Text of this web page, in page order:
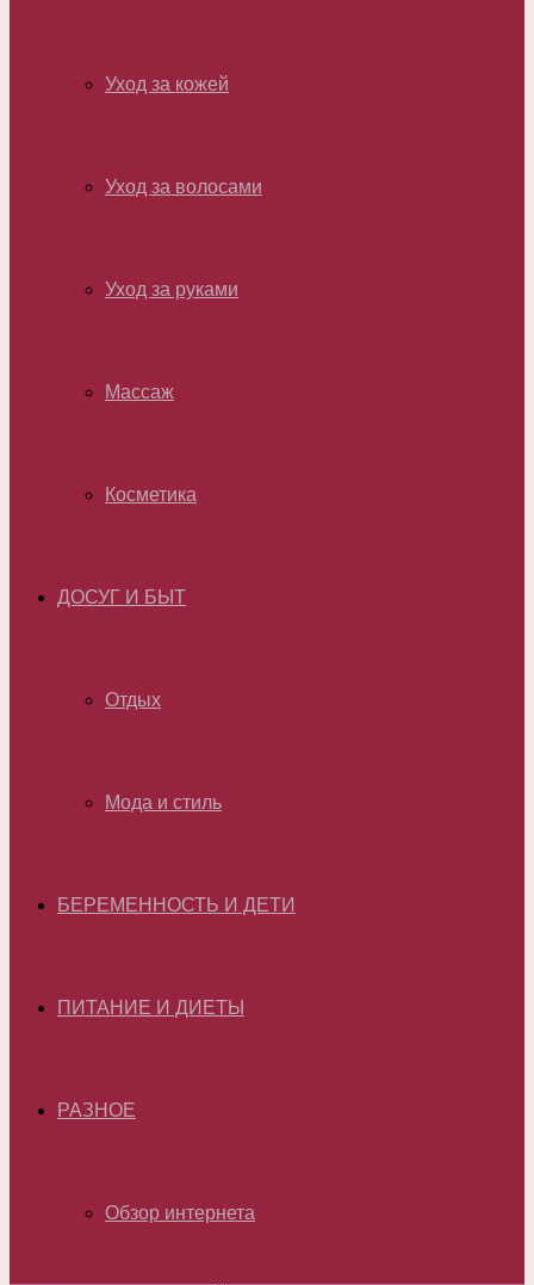
Уход за кожей
Уход за волосами
Уход за руками
Массаж
Косметика
ДОСУГ И БЫТ
Отдых
Мода и стиль
БЕРЕМЕННОСТЬ И ДЕТИ
ПИТАНИЕ И ДИЕТЫ
РАЗНОЕ
Обзор интернета